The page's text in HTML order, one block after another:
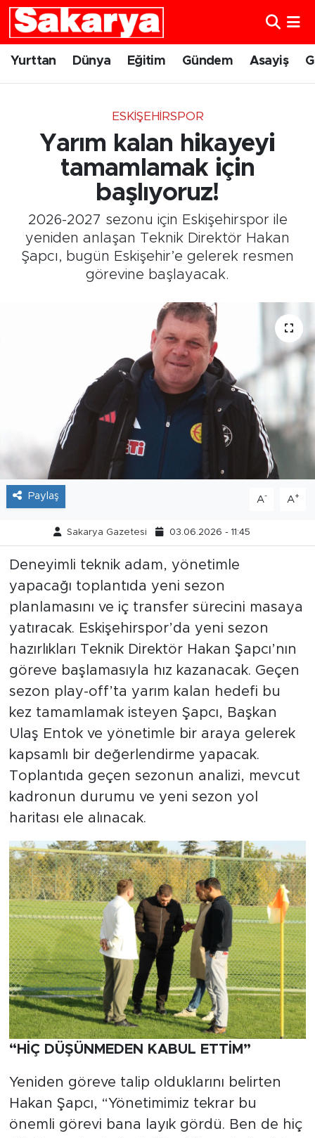
Yurttan Dünya Eğitim Gündem Asayiş
ESKIŞEHIRSPOR
Yarım kalan hikayeyi
tamamlamak için
başlıyoruz!
2026-2027 sezonu için Eskişehirspor ile
yeniden anlaşan Teknik Direktör Hakan
Şapcı, bugün Eskişehir’e gelerek resmen
görevine başlayacak.
Paylaş A- A+
Sakarya Gazetesi 03.06.2026 - 11:45
Deneyimli teknik adam, yönetimle
yapacağı toplantıda yeni sezon
planlamasını ve iç transfer sürecini masaya
yatıracak. Eskişehirspor’da yeni sezon
hazırlıkları Teknik Direktör Hakan Şapcı’nın
göreve başlamasıyla hız kazanacak. Geçen
sezon play-off’ta yarım kalan hedefi bu
kez tamamlamak isteyen Şapcı, Başkan
Ulaş Entok ve yönetimle bir araya gelerek
kapsamlı bir değerlendirme yapacak.
Toplantıda geçen sezonun analizi, mevcut
kadronun durumu ve yeni sezon yol
haritası ele alınacak.
“HİÇ DÜŞÜNMEDEN KABUL ETTİM”
Yeniden göreve talip olduklarını belirten
Hakan Şapcı, “Yönetimimiz tekrar bu
önemli görevi bana layık gördü. Ben de hiç
Yurttan
Gündem
Eskişehirspor
Spor
Resmi İlanlar
Söyleşi
Foto Şaka
Teknoloji
Eskişehir Nöbetçi Eczaneler
Eskişehir Namaz Vakitleri
Eskişehir Trafik Yoğunluk Haritası
Süper Lig Puan Durumu ve Fikstür
Tüm Manşetler
Son Dakika Haberleri